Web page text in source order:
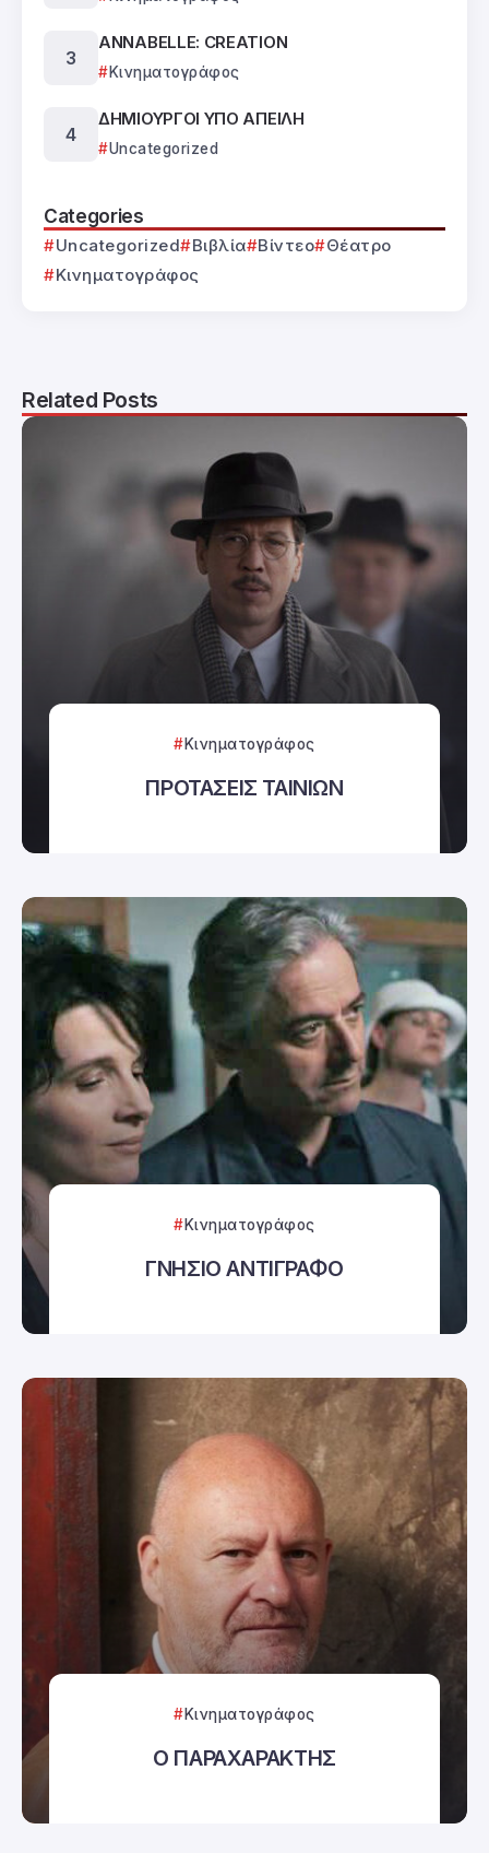
ANNABELLE: CREATION
Κινηματογράφος
ΔΗΜΙΟΥΡΓΟΙ ΥΠΟ ΑΠΕΙΛΗ
Uncategorized
Categories
Uncategorized Βιβλία Βίντεο
Θέατρο
Κινηματογράφος
Related Posts
Κινηματογράφος
ΠΡΟΤΑΣΕΙΣ ΤΑΙΝΙΩΝ
Κινηματογράφος
ΓΝΗΣΙΟ ΑΝΤΙΓΡΑΦΟ
Κινηματογράφος
Ο ΠΑΡΑΧΑΡΑΚΤΗΣ